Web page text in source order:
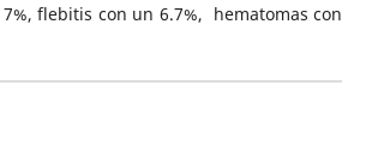
flebitis con un 6.7%, hematomas con